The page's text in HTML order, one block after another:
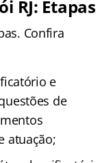
RJ: Etapas
Confira
e
de
atuação;